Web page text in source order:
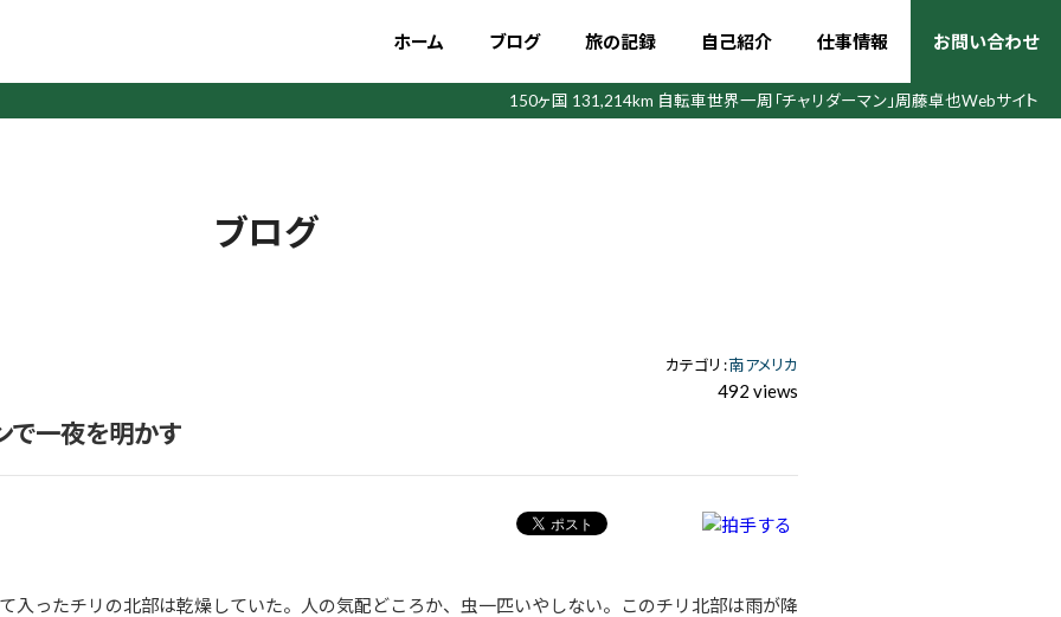
ホーム ブログ 旅の記録 自己紹介 仕事情報 お問い合わせ
150ヶ国 131,214km 自転車世界一周 「チャリダーマン」周藤卓也Webサイト
ブログ
カテゴリ :南アメリカ
492 views
で一夜を明かす
入ったチリの北部は乾燥していた。人の気配どころか、虫一匹いやしない。このチリ北部は雨が降